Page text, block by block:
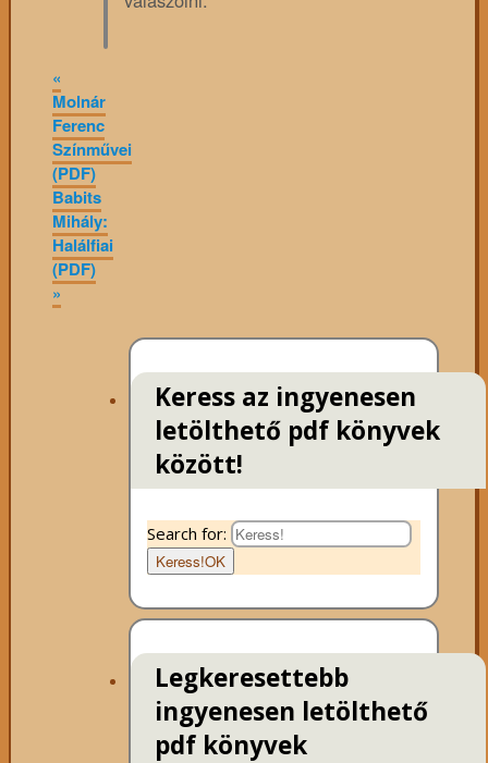
«
Molnár
Ferenc
Színművei
(PDF)
Babits
Mihály:
Halálfiai
(PDF)
»
Keress az ingyenesen
letölthető pdf könyvek
között!
Search for:
Keress!OK
Legkeresettebb
ingyenesen letölthető
pdf könyvek